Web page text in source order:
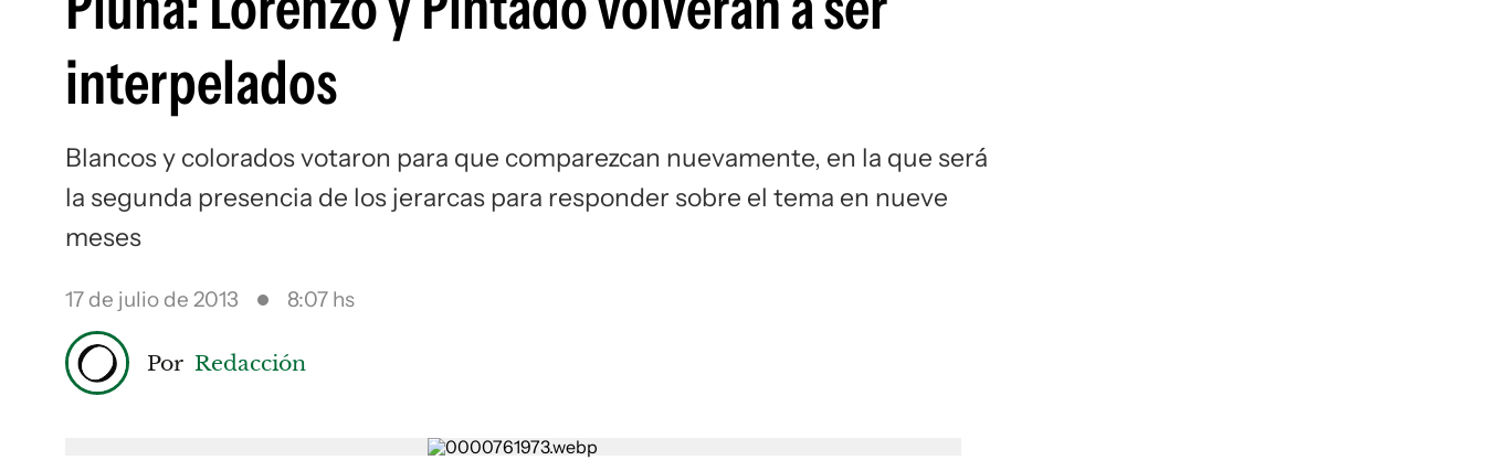
interpelados
Blancos y colorados votaron para que comparezcan nuevamente, en la que será
la segunda presencia de los jerarcas para responder sobre el tema en nueve
meses
17 de julio de 2013 8:07 hs
Por Redacción